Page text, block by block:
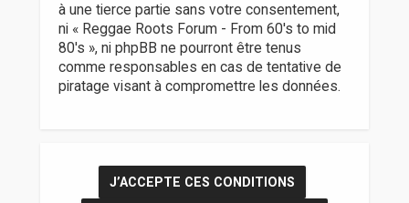
à une tierce partie sans votre consentement,
ni « Reggae Roots Forum - From 60's to mid
80's », ni phpBB ne pourront être tenus
comme responsables en cas de tentative de
piratage visant à compromettre les données.